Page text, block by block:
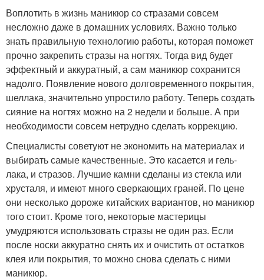
Воплотить в жизнь маникюр со стразами совсем
несложно даже в домашних условиях. Важно только
знать правильную технологию работы, которая поможет
прочно закрепить стразы на ногтях. Тогда вид будет
эффектный и аккуратный, а сам маникюр сохранится
надолго. Появление нового долговременного покрытия,
шеллака, значительно упростило работу. Теперь создать
сияние на ногтях можно на 2 недели и больше. А при
необходимости совсем нетрудно сделать коррекцию.
Специалисты советуют не экономить на материалах и
выбирать самые качественные. Это касается и гель-
лака, и стразов. Лучшие камни сделаны из стекла или
хрусталя, и имеют много сверкающих граней. По цене
они несколько дороже китайских вариантов, но маникюр
того стоит. Кроме того, некоторые мастерицы
умудряются использовать стразы не один раз. Если
после носки аккуратно снять их и очистить от остатков
клея или покрытия, то можно снова сделать с ними
маникюр.